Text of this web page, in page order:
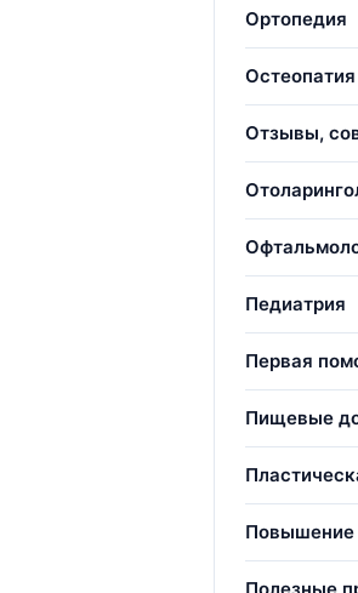
Ортопедия
Остеопатия
Отзывы,
Педиатрия
Первая
Пищевые
Повышение